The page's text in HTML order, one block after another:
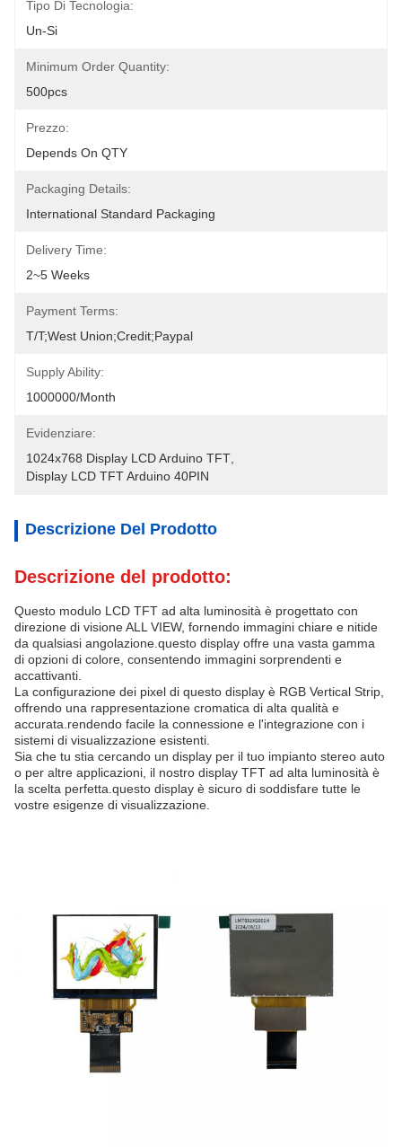
Tipo Di Tecnologia:
Un-Si
Minimum Order Quantity:
500pcs
Prezzo:
Depends On QTY
Packaging Details:
International Standard Packaging
Delivery Time:
2~5 Weeks
Payment Terms:
T/T;West Union;Credit;Paypal
Supply Ability:
1000000/month
Evidenziare:
1024x768 Display LCD Arduino TFT
Display LCD TFT Arduino 40PIN
Descrizione Del Prodotto
Descrizione del prodotto:
Questo modulo LCD TFT ad alta luminosità è progettato con
direzione di visione ALL VIEW, fornendo immagini chiare e nitide
da qualsiasi angolazione.questo display offre una vasta gamma
di opzioni di colore, consentendo immagini sorprendenti e
accattivanti.
La configurazione dei pixel di questo display è RGB Vertical Strip,
offrendo una rappresentazione cromatica di alta qualità e
accurata.rendendo facile la connessione e l'integrazione con i
sistemi di visualizzazione esistenti.
Sia che tu stia cercando un display per il tuo impianto stereo auto
o per altre applicazioni, il nostro display TFT ad alta luminosità è
la scelta perfetta.questo display è sicuro di soddisfare tutte le
vostre esigenze di visualizzazione.